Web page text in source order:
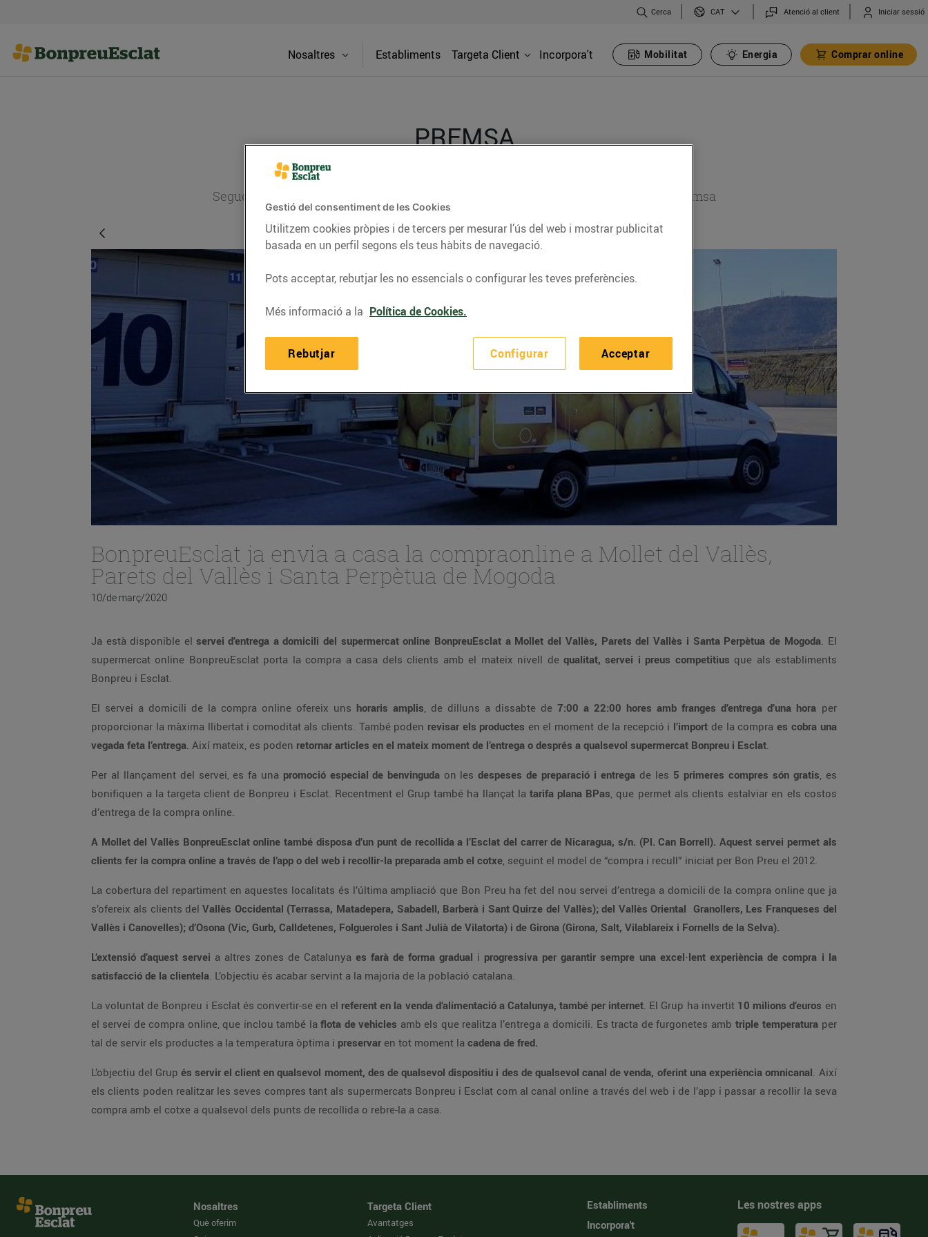
Cerca CAT Atenció al client Iniciar sessió
Nosaltres Establiments Targeta Client Incorpora't Mobilitat Energia Comprar online
PREMSA
Segueix l'actualitat dels supermercats Bonpreu i Esclat a través de la secció de premsa
BonpreuEsclat ja envia a casa la compraonline a Mollet del Vallès,
Parets del Vallès i Santa Perpètua de Mogoda
10/de març/2020
Ja està disponible el servei d’entrega a domicili del supermercat online BonpreuEsclat a Mollet del Vallès, Parets del Vallès i Santa Perpètua de Mogoda. El
supermercat online BonpreuEsclat porta la compra a casa dels clients amb el mateix nivell de
qualitat, servei i preus competitius que als establiments
Bonpreu i Esclat.
El servei a domicili de la compra online ofereix uns horaris amplis , de dilluns a dissabte de 7:00 a 22:00 hores amb franges d’entrega d’una hora per
proporcionar la màxima llibertat i comoditat als clients. També poden revisar els productes en el moment de la recepció i l’import de la compra es cobra una
vegada feta l’entrega
. Així mateix, es poden retornar articles en el mateix moment de l’entrega o després a qualsevol supermercat Bonpreu i Esclat.
Per al llançament del servei, es fa una promoció especial de benvinguda on les despeses de preparació i entrega de les 5 primeres compres són gratis, es
bonifiquen a la targeta client de Bonpreu i Esclat. Recentment el Grup també ha llançat la tarifa plana BPas, que permet als clients estalviar en els costos
d’entrega de la compra online.
A Mollet del Vallès BonpreuEsclat online també disposa d’un punt de recollida a l’Esclat del carrer de Nicaragua, s/n. (Pl. Can Borrell). Aquest servei permet als
clients fer la compra online a través de l’app o del web i recollir-la preparada amb el cotxe
, seguint el model de “compra i recull” iniciat per Bon Preu el 2012.
La cobertura del repartiment en aquestes localitats és l’última ampliació que Bon Preu ha fet del nou servei d’entrega a domicili de la compra online que ja
s’ofereix als clients del Vallès Occidental (Terrassa, Matadepera, Sabadell, Barberà i Sant Quirze del Vallès); del Vallès Oriental Granollers, Les Franqueses del
Vallès i Canovelles); d’Osona (Vic, Gurb, Calldetenes, Folgueroles i Sant Julià de Vilatorta) i de Girona (Girona, Salt, Vilablareix i Fornells de la Selva).
L’extensió d’aquest servei a altres zones de Catalunya es farà de forma gradual i progressiva per garantir sempre una excel·lent experiència de compra i la
satisfacció de la clientela
. L’objectiu és acabar servint a la majoria de la població catalana.
La voluntat de Bonpreu i Esclat és convertir-se en el referent en la venda d’alimentació a Catalunya, també per internet. El Grup ha invertit 10 milions d’euros en
el servei de compra online, que inclou també la flota de vehicles amb els que realitza l’entrega a domicili. Es tracta de furgonetes amb triple temperatura per
tal de servir els productes a la temperatura òptima i preservar en tot moment la cadena de fred.
L’objectiu del Grup és servir el client en qualsevol moment, des de qualsevol dispositiu i des de qualsevol canal de venda, oferint una experiència omnicanal. Així
els clients poden realitzar les seves compres tant als supermercats Bonpreu i Esclat com al canal online a través del web i de l’app i passar a recollir la seva
compra amb el cotxe a qualsevol dels punts de recollida o rebre-la a casa.
Nosaltres
Què oferim
Targeta Client
Avantatges
Establiments
Incorpora't
Les nostres apps
Gestió del consentiment de les Cookies
Utilitzem cookies pròpies i de tercers per mesurar l’ús del web i mostrar publicitat
basada en un perfil segons els teus hàbits de navegació.
Pots acceptar, rebutjar les no essencials o configurar les teves preferències.
Més informació a la Política de Cookies.
Configurar
Rebutjar Acceptar